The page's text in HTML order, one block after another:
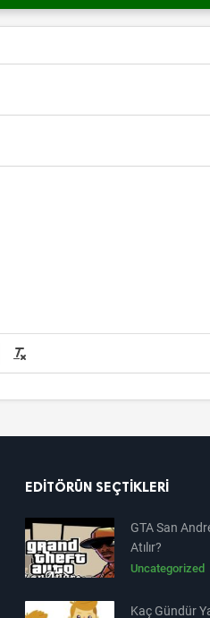
EDITÖRÜN SEÇTIKLERI
GTA San
Atılır?
Uncategorized
Kaç Gündür